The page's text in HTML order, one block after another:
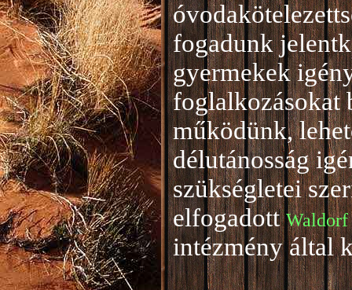
fogadunk
gyermekek
foglalkozásokat
működünk,
délutánosság
szükségletei
elfogadott Waldorf
intézmény által